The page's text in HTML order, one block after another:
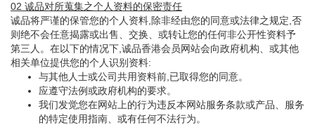
02 诚品对所蒐集之个人资料的保密责任
诚品将严谨的保管您的个人资料,除非经由您的同意或法律之规定,否
则绝不会任意揭露或出售、交换、或转让您的任何非公开性资料予
第三人。在以下的情况下,诚品香港会员网站会向政府机构、或其他
相关单位提供您的个人识别资料:
与其他人士或公司共用资料前,已取得您的同意。
应遵守法例或政府机构的要求。
我们发觉您在网站上的行为违反本网站服务条款或产品、服务
的特定使用指南、或有任何不法行为。